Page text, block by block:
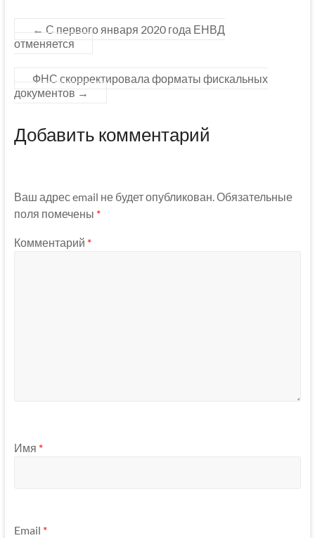
← С первого января 2020 года ЕНВД
отменяется
ФНС скорректировала форматы фискальных
документов →
Добавить комментарий
Ваш адрес email не будет опубликован. Обязательные
поля помечены *
Комментарий *
Имя *
Email *